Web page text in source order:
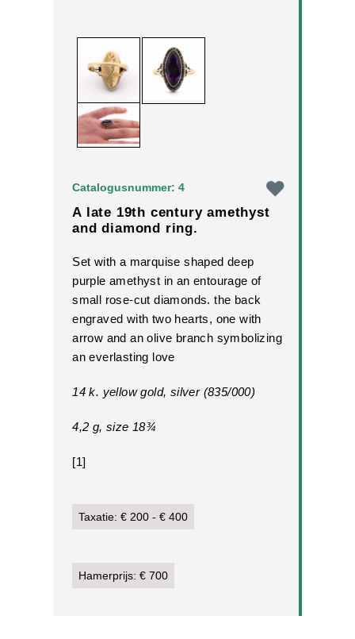
Catalogusnummer: 4
A late 19th century amethyst
and diamond ring.
Set with a marquise shaped deep
purple amethyst in an entourage of
small rose-cut diamonds. the back
engraved with two hearts, one with
arrow and an olive branch symbolizing
an everlasting love
14 k. yellow gold, silver (835/000)
4,2 g, size 18¾
[1]
Taxatie: € 200 - € 400
Hamerprijs: € 700